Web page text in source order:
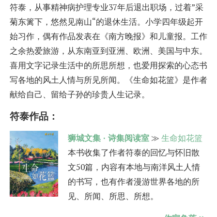
符泰，从事精神病护理专业37年后退出职场，过着”采
菊东篱下，悠然见南山“的退休生活。小学四年级起开
始习作，偶有作品发表在《南方晚报》和儿童报。工作
之余热爱旅游，从东南亚到亚洲、欧洲、美国与中东。
喜用文字记录生活中的所思所想，也爱用探索的心态书
写各地的风土人情与所见所闻。《生命如花篮》是作者
献给自己、留给子孙的珍贵人生记录。
符泰作品：
狮城文集 · 诗集阅读室≫ 生命如花篮
本书收集了作者符泰的回忆与怀旧散
文50篇，内容有本地与南洋风土人情
的书写，也有作者漫游世界各地的所
见、所闻、所思、所想。